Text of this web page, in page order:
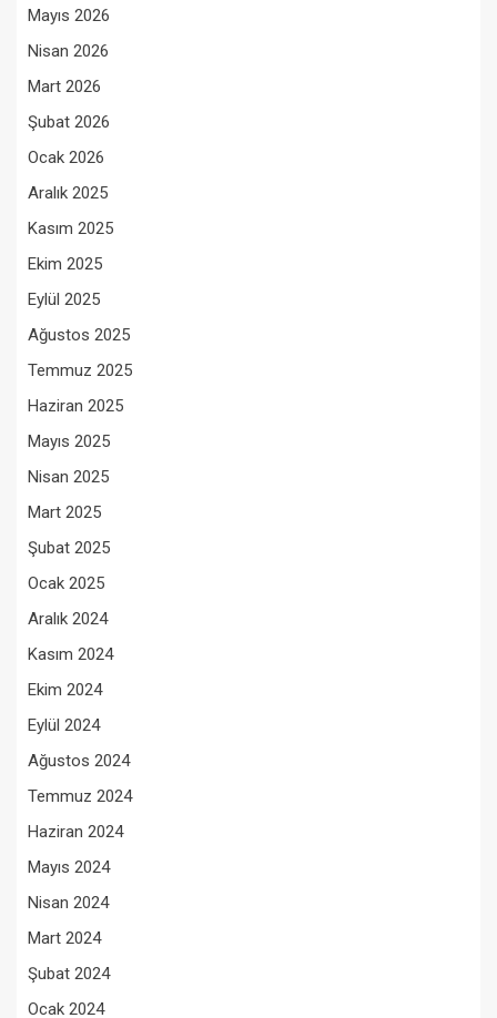
Mayıs 2026
Nisan 2026
Mart 2026
Şubat 2026
Ocak 2026
Aralık 2025
Kasım 2025
Ekim 2025
Eylül 2025
Ağustos 2025
Temmuz 2025
Haziran 2025
Mayıs 2025
Nisan 2025
Mart 2025
Şubat 2025
Ocak 2025
Aralık 2024
Kasım 2024
Ekim 2024
Eylül 2024
Ağustos 2024
Temmuz 2024
Haziran 2024
Mayıs 2024
Nisan 2024
Mart 2024
Şubat 2024
Ocak 2024